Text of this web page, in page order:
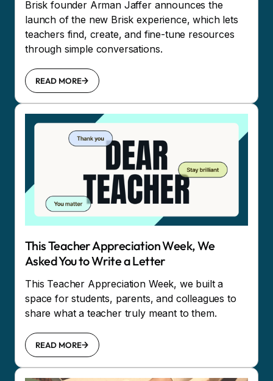
Brisk founder Arman Jaffer announces the
launch of the new Brisk experience, which lets
teachers find, create, and fine-tune resources
through simple conversations.
READ MORE
This Teacher Appreciation Week, We
Asked You to Write a Letter
This Teacher Appreciation Week, we built a
space for students, parents, and colleagues to
share what a teacher truly meant to them.
READ MORE